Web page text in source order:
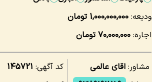
ودیعه: 1,000,000,000 تومان
اجاره: 70,000,000 تومان
مشاور: اقای عالمی
کد آگهی: 145721